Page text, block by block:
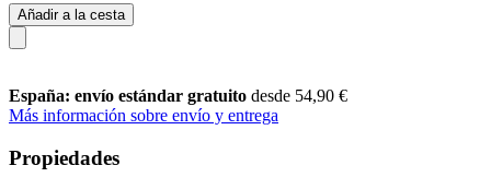
Añadir a la cesta
España: envío estándar gratuito desde 54,90 €
Más información sobre envío y entrega
Propiedades